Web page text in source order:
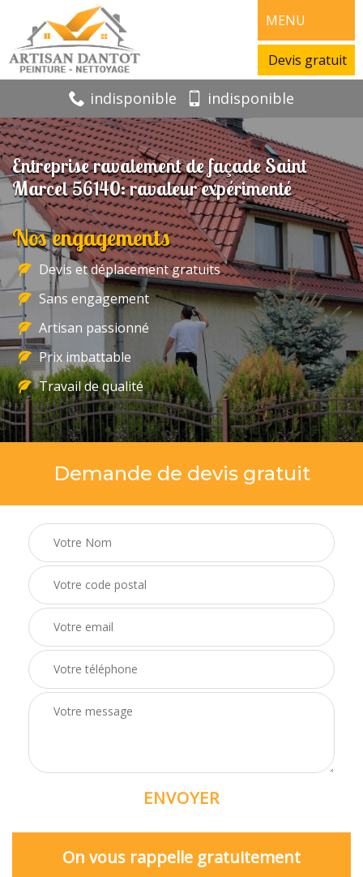
MENU
Devis gratuit
indisponible indisponible
Entreprise ravalement de façade Saint
Marcel 56140: ravaleur expérimenté
Nos engagements
Devis et déplacement gratuits
Sans engagement
Artisan passionné
Prix imbattable
Travail de qualité
Demande de devis gratuit
On vous rappelle gratuitement